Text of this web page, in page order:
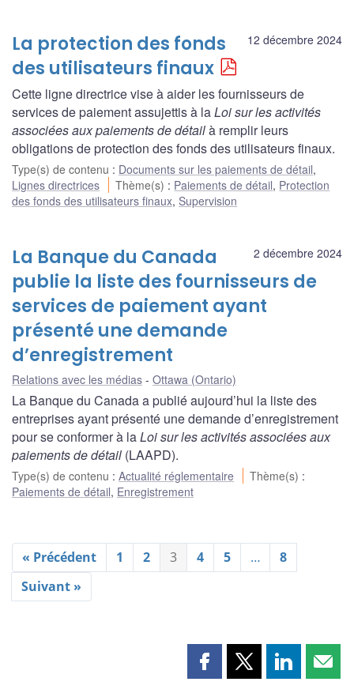
12 décembre 2024
La protection des fonds
des utilisateurs finaux
Cette ligne directrice vise à aider les fournisseurs de
services de paiement assujettis à laLoi sur les activités
associées aux paiements de détailà remplir leurs
obligations de protection des fonds des utilisateurs finaux.
Type(s) de contenu : Documents sur les paiements de détail,
Lignes directrices
Thème(s) : Paiements de détail, Protection
des fonds des utilisateurs finaux, Supervision
2 décembre 2024
La Banque du Canada
publie la liste des fournisseurs de
services de paiement ayant
présenté une demande
d’enregistrement
Relations avec les médias Ottawa (Ontario)
La Banque du Canada a publié aujourd’hui la liste des
entreprises ayant présenté une demande d’enregistrement
pour se conformer à laLoi sur les activités associées aux
paiements de détail (LAAPD).
Type(s) de contenu : Actualité réglementaire Thème(s) :
Paiements de détail, Enregistrement
« Précédent 1 2 3 4 5 …
8
Suivant »
PartagerPartagerPartager